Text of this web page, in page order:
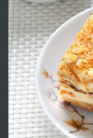
ПРЕДЛАГА
ПРЕДЛАГА